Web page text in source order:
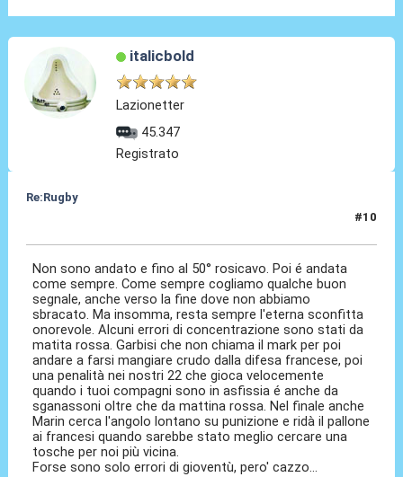
italicbold
Lazionetter
45.347
Registrato
Re:Rugby
#10
Non sono andato e fino al 50° rosicavo. Poi é andata
come sempre. Come sempre cogliamo qualche buon
segnale, anche verso la fine dove non abbiamo
sbracato. Ma insomma, resta sempre l'eterna sconfitta
onorevole. Alcuni errori di concentrazione sono stati da
matita rossa. Garbisi che non chiama il mark per poi
andare a farsi mangiare crudo dalla difesa francese, poi
una penalità nei nostri 22 che gioca velocemente
quando i tuoi compagni sono in asfissia é anche da
sganassoni oltre che da mattina rossa. Nel finale anche
Marin cerca l'angolo lontano su punizione e ridà il pallone
ai francesi quando sarebbe stato meglio cercare una
tosche per noi più vicina.
Forse sono solo errori di gioventù, pero' cazzo...